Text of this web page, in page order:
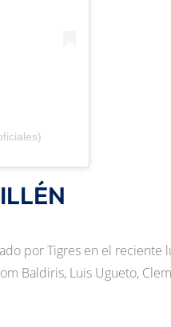
por Tigres en el reciente
Baldiris, Luis Ugueto,